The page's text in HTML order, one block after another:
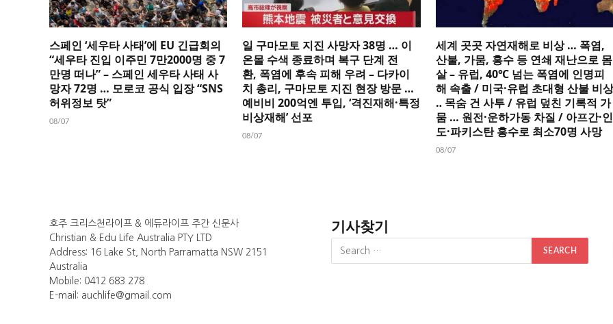
스페인 ‘세우타 사태’에 EU 긴급회의
“세우타 진입 이주민 7만2000명 중 7
만명 떠나” – 스페인 세우타 사태 사
망자 72명 … 모로코 공식 입장 “SNS
허위정보 탓”
08/07
일 구마모토 지진 사망자 38명 … 이
온몰 수색 종료하며 복구 단계 전
환, 폭염에 후속 피해 우려 – 다카이
치 총리, 구마모토 지진 현장 방문 …
예비비 200억엔 투입, ‘격진재해·특정
비상재해’ 선포
08/07
세계 곳곳 자연재해로 비상 … 폭염,
산불, 가뭄, 홍수 등 연쇄 재난으로 몸
살 – 유럽, 40℃ 넘는 폭염에 인명피
해 속출 / 미국·유럽 초대형 산불 비상
‥ 목숨 건 사투 / 유럽 덮친 기록적 가
뭄 … 원전·운하가동 차질 / 아프간·인
도·파키스탄 홍수로 최소70명 사망
08/07
호주 크리스천라이프 & 에듀라이프 주간 신문사
Christian & Edu Life Australia PTY LTD
Address: 16 Lake St, North Parramatta NSW 2151
Australia
Mobile: 0412 683 278
E-mail: auchlife@gmail.com
기사찾기